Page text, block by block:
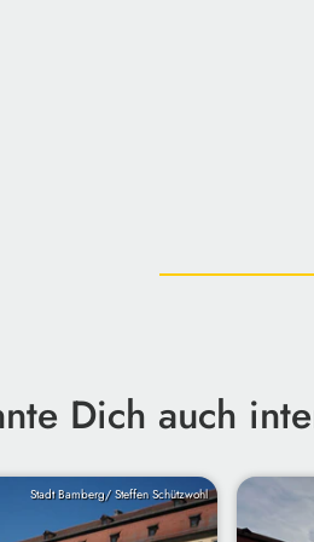
Dich auch
Stadt Bamberg/ Steffen Schützwohl